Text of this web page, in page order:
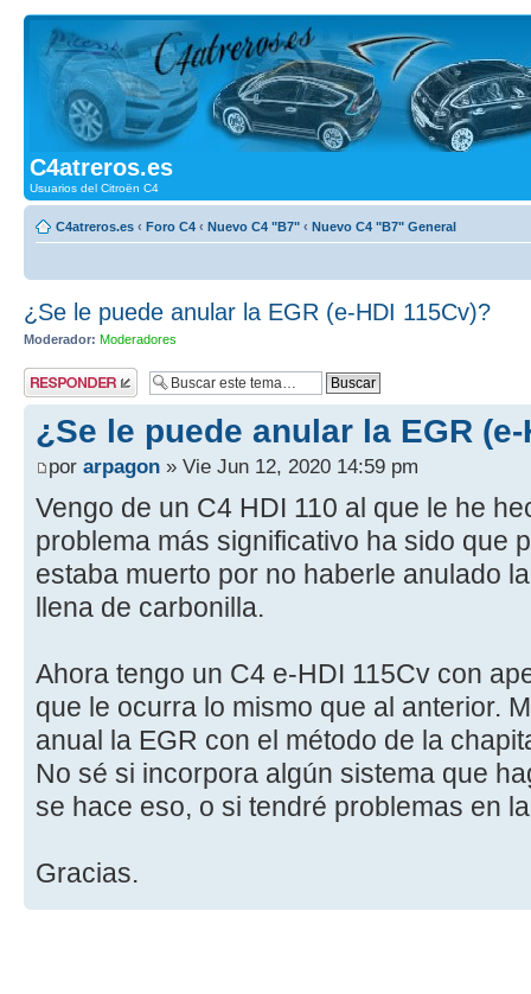
C4atreros.es
Usuarios del Citroën C4
C4atreros.es ‹ Foro C4 ‹ Nuevo C4 "B7" ‹ Nuevo C4 "B7" General
¿Se le puede anular la EGR (e-HDI 115Cv)?
Moderador: Moderadores
Publicar una
respuesta
¿Se le puede anular la EGR (e-
por arpagon » Vie Jun 12, 2020 14:59 pm
Vengo de un C4 HDI 110 al que le he
problema más significativo ha sido que
estaba muerto por no haberle anulado
llena de carbonilla.
Ahora tengo un C4 e-HDI 115Cv con
que le ocurra lo mismo que al anterior.
anual la EGR con el método de la
No sé si incorpora algún sistema que
se hace eso, o si tendré problemas en
Gracias.